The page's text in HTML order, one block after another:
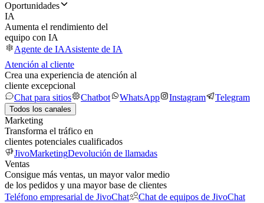
Oportunidades
IA
Aumenta el rendimiento del
equipo con IA
Agente de IAAsistente de IA
Atención al cliente
Crea una experiencia de atención al
cliente excepcional
Chat para sitios
Chatbot WhatsApp Instagram Telegram
Todos los canales
Marketing
Transforma el tráfico en
clientes potenciales cualificados
JivoMarketingDevolución de llamadas
Ventas
Consigue más ventas, un mayor valor medio
de los pedidos y una mayor base de clientes
Teléfono empresarial de JivoChat
Chat de equipos de JivoChat